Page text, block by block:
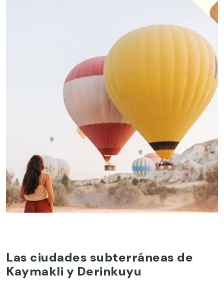
Las ciudades subterráneas de
Kaymakli y Derinkuyu